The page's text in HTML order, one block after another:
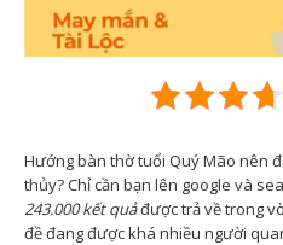
Hướng bàn thờ tuổi Quý Mão nên
thủy? Chỉ cần bạn lên google và
243.000 kết quảđược trả về trong
đề đang được khá nhiều người